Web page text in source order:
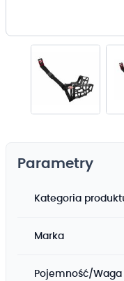
początek
Parametry
Kategoria
Marka
Pojemność/